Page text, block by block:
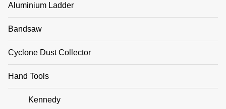
Aluminium Ladder
Bandsaw
Cyclone Dust Collector
Hand Tools
Kennedy